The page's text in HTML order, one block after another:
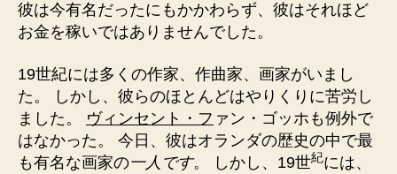
彼は今有名だったにもかかわらず、彼はそれほど
お金を稼いではありませんでした。
19世紀には多くの作家、作曲家、画家がいま し
た。 しかし、彼らのほとんどはやりくりに苦労し
ました。 ヴィンセント・フ ァン・ゴッホも例外で
はなかった。 今日、彼はオランダの歴史の中で最
も有名な画家の一人です。 しかし、19世紀には、